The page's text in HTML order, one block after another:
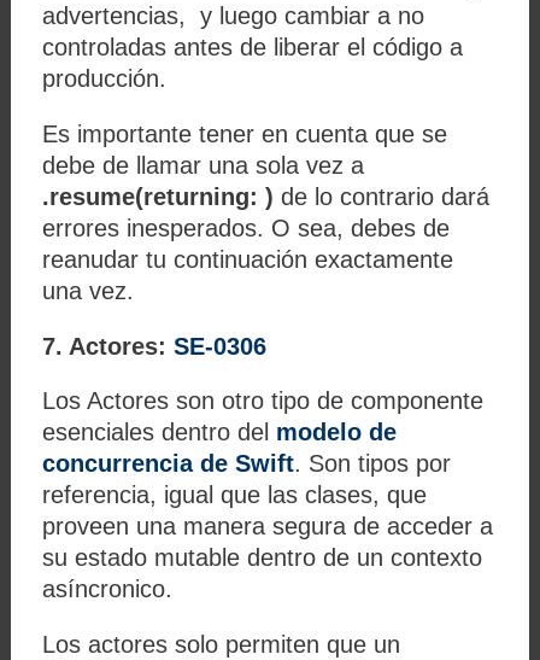
advertencias, y luego cambiar a no
controladas antes de liberar el código a
producción.
Es importante tener en cuenta que se
debe de llamar una sola vez a
.resume(returning: )de lo contrario dará
errores inesperados. O sea, debes de
reanudar tu continuación exactamente
una vez.
7. Actores:SE-0306
Los Actores son otro tipo de componente
esenciales dentro del modelo de
concurrencia de Swift. Son tipos por
referencia, igual que las clases, que
proveen una manera segura de acceder a
su estado mutable dentro de un contexto
asíncronico.
Los actores solo permiten que un